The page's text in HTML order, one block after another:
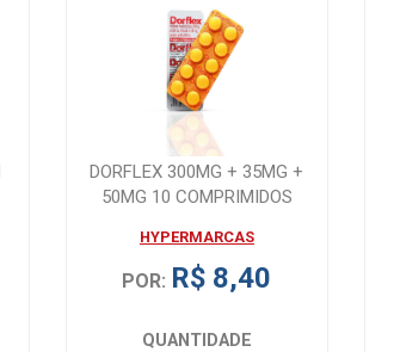
DORFLEX 300MG + 35MG +
50MG 10 COMPRIMIDOS
HYPERMARCAS
POR: R$ 8,40
QUANTIDADE